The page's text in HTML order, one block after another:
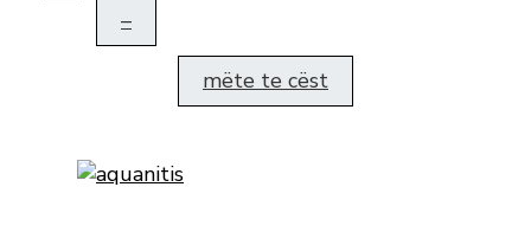
–
mëte te cëst